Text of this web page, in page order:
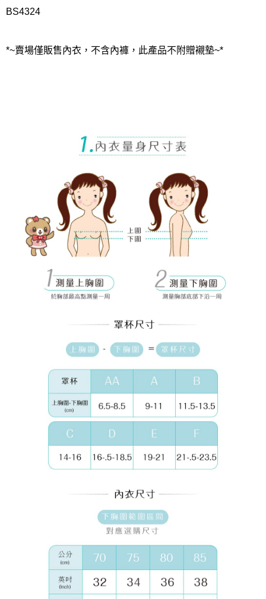
BS4324
*~賣場僅販售內衣，不含內褲，此產品不附贈襯墊~*